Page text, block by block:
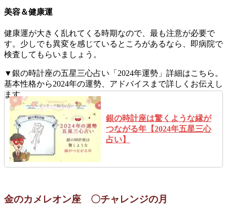
美容＆健康運
健康運が大きく乱れてくる時期なので、最も注意が必要で
す。少しでも異変を感じているところがあるなら、即病院で
検査してもらいましょう。
▼銀の時計座の五星三心占い「2024年運勢」詳細はこちら。
基本性格から2024年の運勢、アドバイスまで詳しくお伝えし
ます。
銀の時計座は驚くような縁が
つながる年【2024年五星三心
占い】
金のカメレオン座 〇チャレンジの月